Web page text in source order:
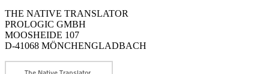
THE NATIVE TRANSLATOR
PROLOGIC GMBH
MOOSHEIDE 107
D-41068 MÖNCHENGLADBACH